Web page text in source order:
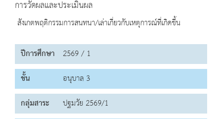
การวัดผลและประเมินผล
สังเกตพฤติกรรมการสนทนา/เล่าเกี่ยวกับเหตุการณ์ที่เกิดขึ้น
ปีการศึกษา 2569 / 1
ชั้น
อนุบาล 3
กลุ่มสาระ
ปฐมวัย 2569/1